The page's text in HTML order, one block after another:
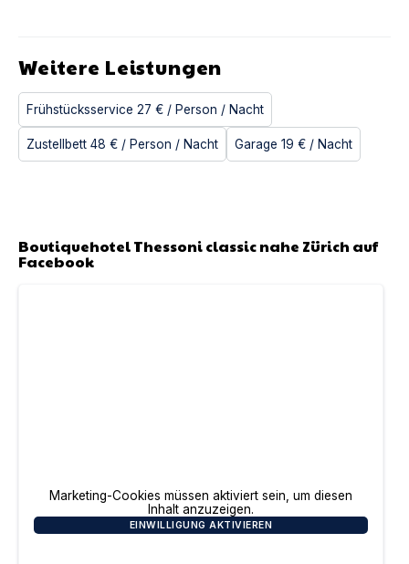
Weitere Leistungen
Frühstücksservice 27 € / Person / Nacht
Zustellbett 48 € / Person / Nacht Garage 19 € / Nacht
Boutiquehotel Thessoni classic nahe Zürichauf
Facebook
Marketing-Cookies müssen aktiviert sein, um diesen
Inhalt anzuzeigen.
EINWILLIGUNG AKTIVIEREN